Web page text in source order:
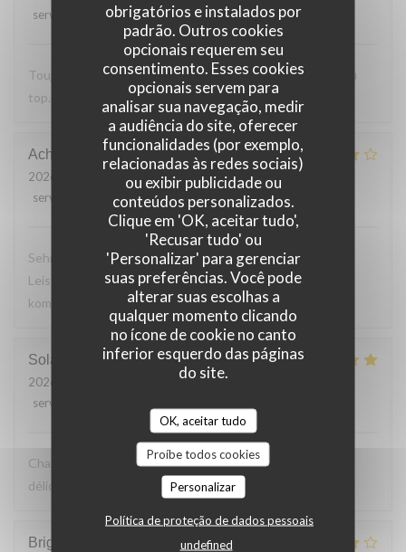
obrigatórios e instalados por
padrão. Outros cookies
opcionais requerem seu
consentimento. Esses cookies
opcionais servem para
analisar sua navegação, medir
a audiência do site, oferecer
funcionalidades (por exemplo,
relacionadas às redes sociais)
ou exibir publicidade ou
conteúdos personalizados.
Clique em 'OK, aceitar tudo',
'Recusar tudo' ou
'Personalizar' para gerenciar
suas preferências. Você pode
alterar suas escolhas a
qualquer momento clicando
no ícone de cookie no canto
inferior esquerdo das páginas
do site.
OK, aceitar tudo
Proíbe todos cookies
Personalizar
Política de proteção de dados pessoais
undefined
service
ambience:5/5 menu:5/5 quality_price
Toujours Aussi bon avec les produits locaux, l'accueil et au
top. Lo
Achim
2026-07-24
- 19:30 - guests 2
service
ambience:4/5 menu: 4/5 quality_price
Sehr leckeres 3 Gang Menü mit guten Preis
Leistungsverhältnis. Nettes freundliches Personal Wir
kommen gerne wieder
Solange
2026-07-24
- 13:30 - guests 2
service
Charmante terrasse vue sur le bac. Cuisine simple et
délicieuse. Excellent rapport qualité prix
Brigitte